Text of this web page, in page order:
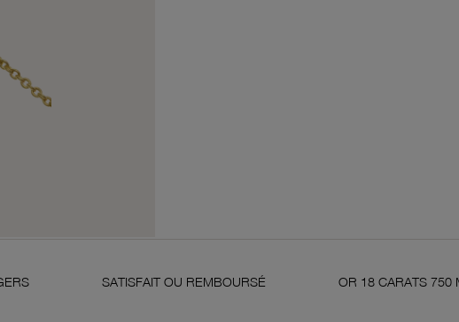
SATISFAIT OU REMBOURSÉ OR 18 CARATS 750 MILLIÈMES